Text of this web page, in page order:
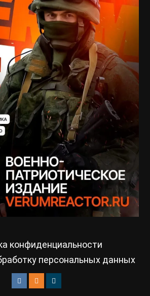
конфиденциальности
персональных данных